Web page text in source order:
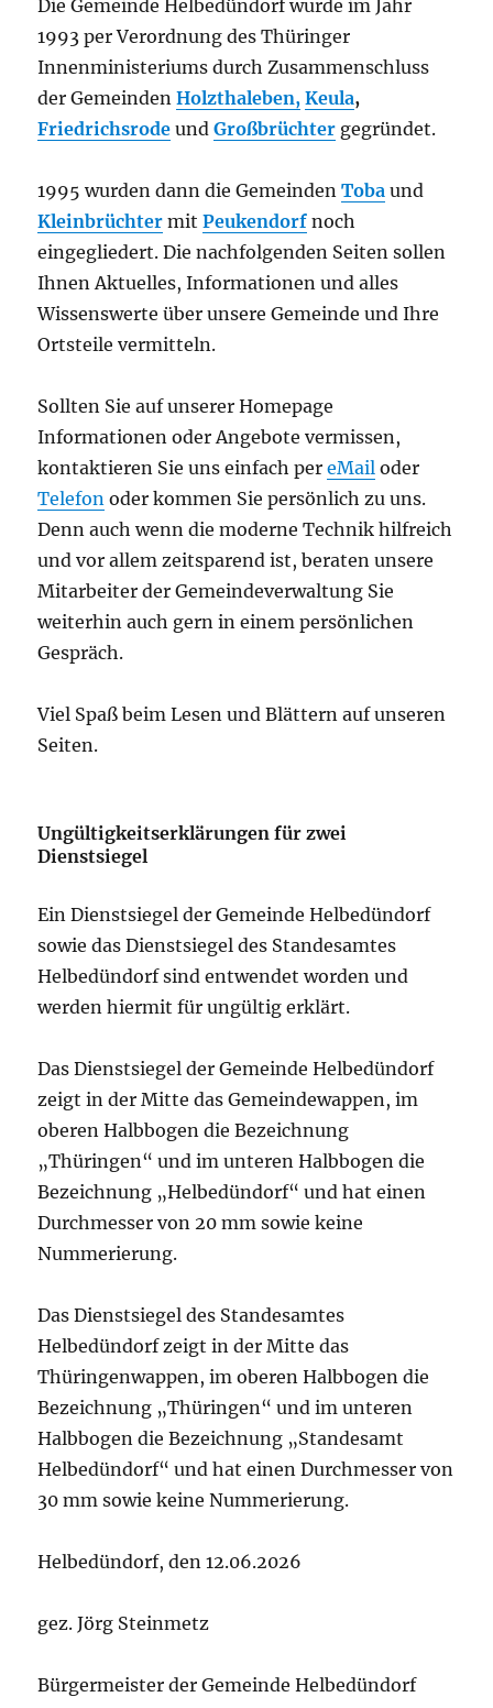
Die Gemeinde Helbedündorf wurde im Jahr
1993 per Verordnung des Thüringer
Innenministeriums durch Zusammenschluss
der Gemeinden Holzthaleben, Keula,
Friedrichsrode und Großbrüchter gegründet.
1995 wurden dann die Gemeinden Toba und
Kleinbrüchter mitPeukendorf noch
eingegliedert. Die nachfolgenden Seiten sollen
Ihnen Aktuelles, Informationen und alles
Wissenswerte über unsere Gemeinde und Ihre
Ortsteile vermitteln.
Sollten Sie auf unserer Homepage
Informationen oder Angebote vermissen,
kontaktieren Sie uns einfach pereMail oder
Telefon oder kommen Sie persönlich zu uns.
Denn auch wenn die moderne Technik hilfreich
und vor allem zeitsparend ist, beraten unsere
Mitarbeiter der Gemeindeverwaltung Sie
weiterhin auch gern in einem persönlichen
Gespräch.
Viel Spaß beim Lesen und Blättern auf unseren
Seiten.
Ungültigkeitserklärungen für zwei
Dienstsiegel
Ein Dienstsiegel der Gemeinde Helbedündorf
sowie das Dienstsiegel des Standesamtes
Helbedündorf sind entwendet worden und
werden hiermit für ungültig erklärt.
Das Dienstsiegel der Gemeinde Helbedündorf
zeigt in der Mitte das Gemeindewappen, im
oberen Halbbogen die Bezeichnung
„Thüringen“ und im unteren Halbbogen die
Bezeichnung „Helbedündorf“ und hat einen
Durchmesser von 20 mm sowie keine
Nummerierung.
Das Dienstsiegel des Standesamtes
Helbedündorf zeigt in der Mitte das
Thüringenwappen, im oberen Halbbogen die
Bezeichnung „Thüringen“ und im unteren
Halbbogen die Bezeichnung „Standesamt
Helbedündorf“ und hat einen Durchmesser von
30 mm sowie keine Nummerierung.
Helbedündorf, den 12.06.2026
gez. Jörg Steinmetz
Bürgermeister der Gemeinde Helbedündorf